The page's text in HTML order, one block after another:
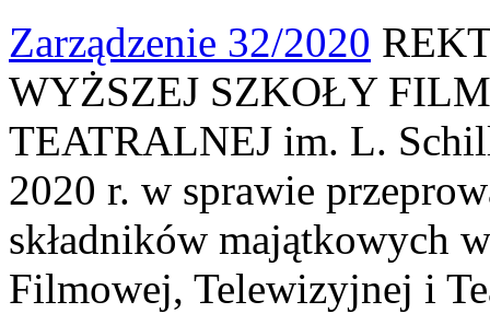
Zarządzenie 32/2020
WYŻSZEJ SZKOŁY
TEATRALNEJ im. L.
2020 r. w sprawie
składników majątkowych
Filmowej, Telewizyjnej i